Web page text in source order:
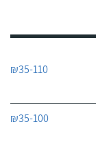
₪35-110
₪35-100